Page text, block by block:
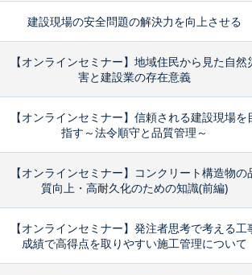
建設現場の安全問題の解決力を向上させる
【オンラインセミナー】地域住民から見た自然
害と建設業の存在意義
【オンラインセミナー】信頼される建設現場を
指す～法令順守と品質管理～
【オンラインセミナー】コンクリート構造物の
質向上・高耐久化のための知識(前編)
【オンラインセミナー】発注者思考で考える工
成績で高得点を取りやすい施工管理について